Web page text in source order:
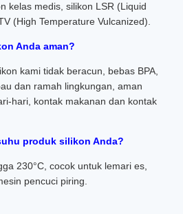
kelas medis, silikon LSR (Liquid
(High Temperature Vulcanized).
Anda aman?
kami tidak beracun, bebas BPA,
dan ramah lingkungan, aman
hari, kontak makanan dan kontak
produk silikon Anda?
230°C, cocok untuk lemari es,
pencuci piring.